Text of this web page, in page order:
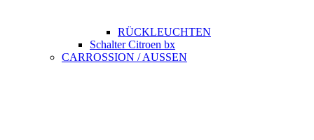
RÜCKLEUCHTEN
Schalter Citroen bx
CARROSSION / AUSSEN